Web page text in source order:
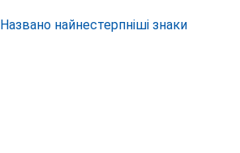
Названо найнестерпніші знаки